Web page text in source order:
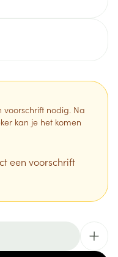
voorschrift nodig. Na
kan je het komen
een voorschrift